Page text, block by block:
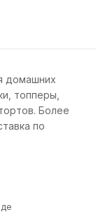
домашних
топперы,
Более
по